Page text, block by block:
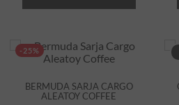
-25%
BERMUDA SARJA CARGO
ALEATOY COFFEE